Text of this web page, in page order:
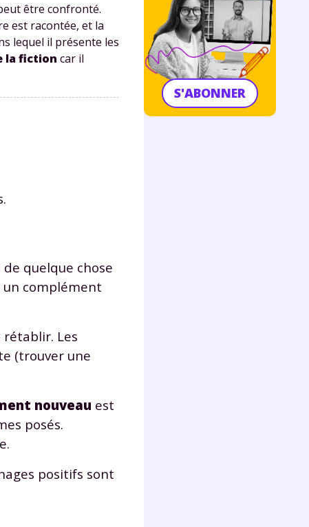
être confronté.
est racontée, et la
lequel il présente les
la fiction car il
quelque chose
complément
Les
(trouver une
nouveau est
posés.
positifs sont
S'ABONNER